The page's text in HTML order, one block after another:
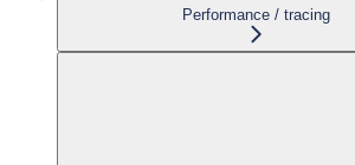
Performance / tracing